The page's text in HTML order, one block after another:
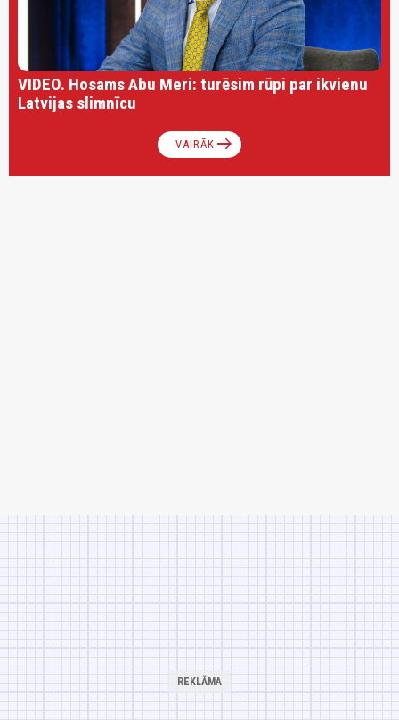
VIDEO. Hosams Abu Meri: turēsim rūpi par ikvienu
Latvijas slimnīcu
VAIRĀK arrow_right_alt